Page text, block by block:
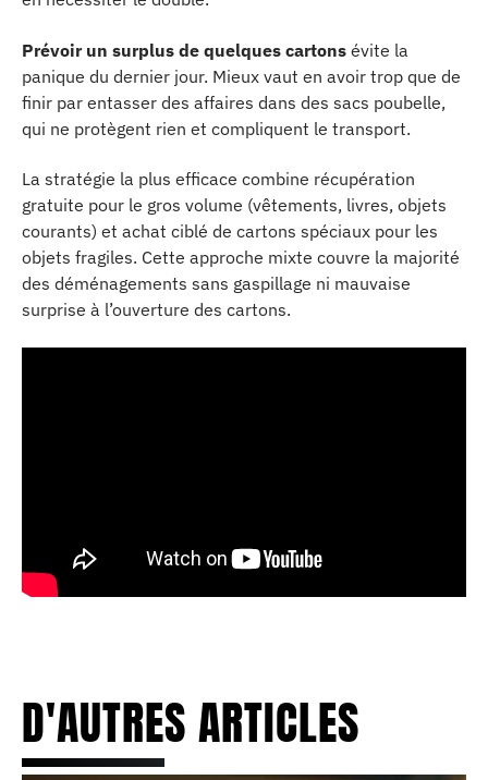
Prévoir un surplus de quelques cartons évite la
panique du dernier jour. Mieux vaut en avoir trop que de
finir par entasser des affaires dans des sacs poubelle,
qui ne protègent rien et compliquent le transport.
La stratégie la plus efficace combine récupération
gratuite pour le gros volume (vêtements, livres, objets
courants) et achat ciblé de cartons spéciaux pour les
objets fragiles. Cette approche mixte couvre la majorité
des déménagements sans gaspillage ni mauvaise
surprise à l’ouverture des cartons.
D'AUTRES ARTICLES